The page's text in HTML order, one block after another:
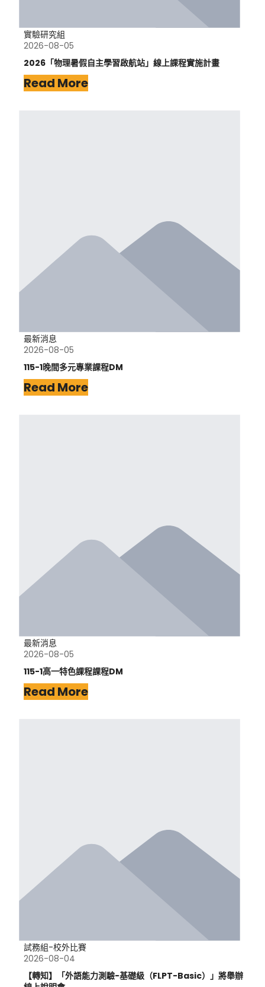
實驗研究組
2026-08-05
2026「物理暑假自主學習啟航站」線上課程實施計畫
Read More
最新消息
2026-08-05
115-1晚間多元專業課程DM
Read More
最新消息
2026-08-05
115-1高一特色課程課程DM
Read More
試務組-校外比賽
2026-08-04
【轉知】「外語能力測驗-基礎級（FLPT-Basic）」將舉辦